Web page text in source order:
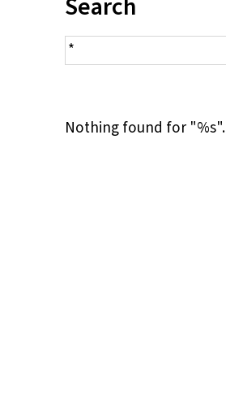
search result
Nothing found for "%s".